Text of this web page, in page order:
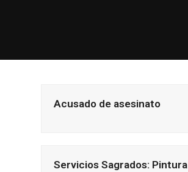
Acusado de asesinato
Servicios Sagrados: Pintura